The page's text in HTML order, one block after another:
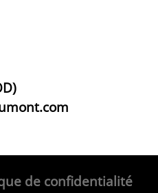
de confidentialité